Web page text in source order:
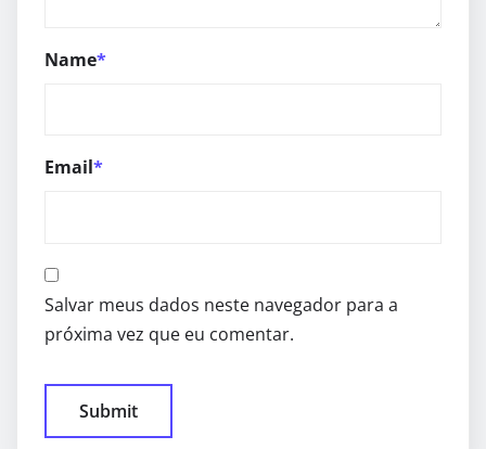
Name*
Email*
Salvar meus dados neste navegador para a
próxima vez que eu comentar.